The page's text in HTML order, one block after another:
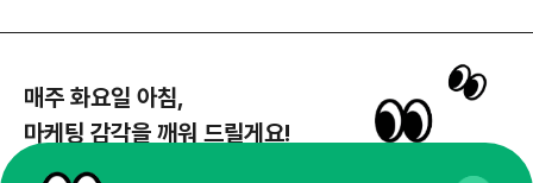
매주 화요일 아침,
마케팅 감각을 깨워 드릴게요!